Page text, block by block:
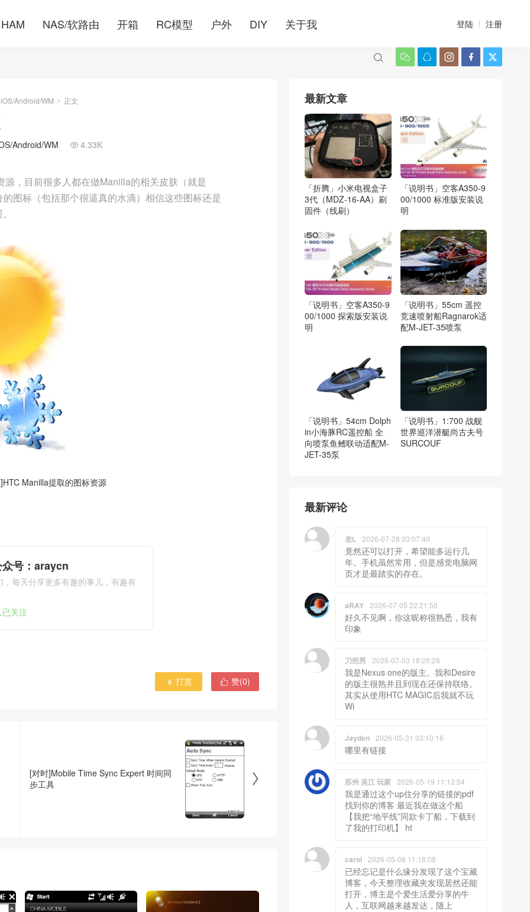
HAM NAS/软路由 开箱 RC模型 户外 DIY 关于我 登陆 注册
    

Android/WM > 正文
Android/WM  4.33K
，目前很多人都在做Manilla的相关皮肤（就是
图标（包括那个很逼真的水滴）相信这些图标还是
Manilla提取的图标资源
号：araycn
，每天分享更多有趣的事儿，有趣有
关注
 赞(0)
 打赏

[对时]Mobile Time Sync Expert 时间同
步工具
最新文章
「折腾」小米电视盒子
3代（MDZ-16-AA）刷
固件（线刷）
「说明书」空客A350-9
00/1000 标准版安装说
明
「说明书」空客A350-9
00/1000 探索版安装说
明
「说明书」55cm 遥控
竞速喷射船Ragnarok适
配M-JET-35喷泵
「说明书」54cm Dolph
in小海豚RC遥控船 全
向喷泵鱼鳍联动适配M-
JET-35泵
「说明书」1:700 战舰
世界巡洋潜艇尚古夫号
SURCOUF
最新评论
老L 2026-07-28 03:07:40
竟然还可以打开，希望能多运行几
年。手机虽然常用，但是感觉电脑网
页才是最踏实的存在。
aRAY 2026-07-05 22:21:50
好久不见啊，你这昵称很熟悉，我有
印象
刀疤男 2026-07-03 18:26:28
我是Nexus one的版主。我和Desire
的版主很熟并且到现在还保持联络。
其实从使用HTC MAGIC后我就不玩
Wi
Jayden 2026-05-31 03:10:16
哪里有链接
苏州 吴江 玩家 2026-05-19 11:13:54
我是通过这个up住分享的链接的pdf
找到你的博客 最近我在做这个船
【我把“地平线”同款卡丁船，下载到
了我的打印机】 ht
carol 2026-05-08 11:18:08
已经忘记是什么缘分发现了这个宝藏
博客，今天整理收藏夹发现居然还能
打开，博主是个爱生活爱分享的牛
人，互联网越来越发达，随上